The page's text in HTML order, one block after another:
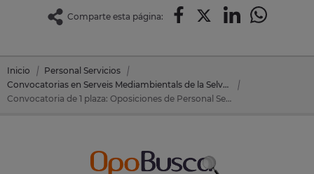
Comparte esta página:
Inicio
Personal Servicios
Convocatorias en Serveis Mediambientals de la Selva NORA, SA
Convocatoria de 1 plaza: Oposiciones de Personal Servicios en Serveis Mediambientals de la Selva NORA, SA (Gerona)